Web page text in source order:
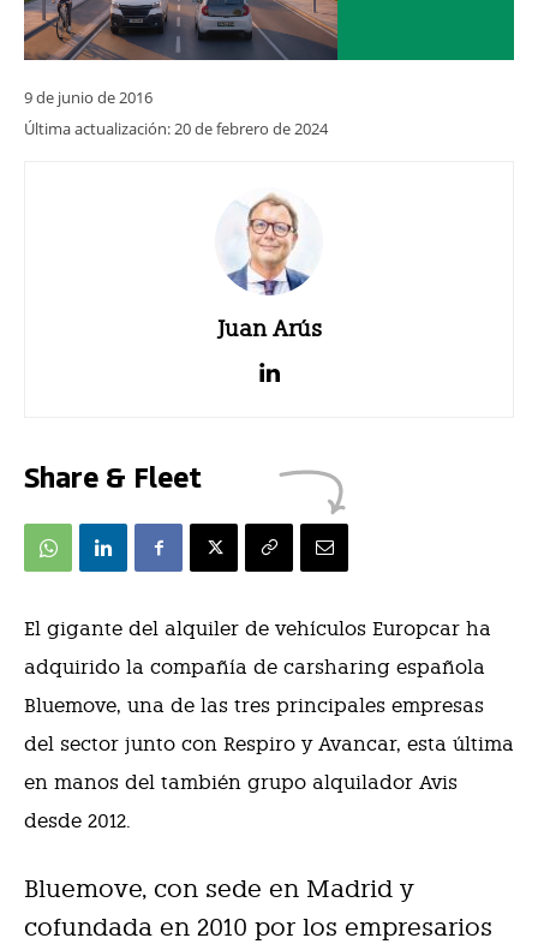
9 de junio de 2016
Última actualización:20 de febrero de 2024
Juan Arús
Share & Fleet
El gigante del alquiler de vehículos Europcar ha
adquirido la compañía de carsharing española
Bluemove, una de las tres principales empresas
del sector junto con Respiro y Avancar, esta última
en manos del también grupo alquilador Avis
desde 2012.
Bluemove, con sede en Madrid y
cofundada en 2010 por los empresarios